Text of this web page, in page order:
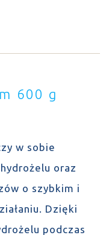
600 g
w sobie
oraz
o szybkim i
Dzięki
podczas